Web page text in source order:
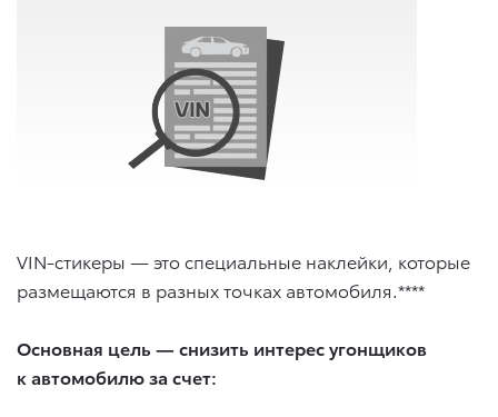
VIN-стикеры — это специальные наклейки, которые
размещаются в разных точках автомобиля.****
Основная цель — снизить интерес угонщиков
к автомобилю за счет: